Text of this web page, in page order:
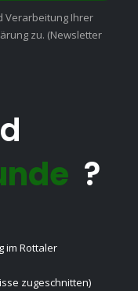
Verarbeitung Ihrer
zu. (Newsletter
?
im Rottaler
zugeschnitten)